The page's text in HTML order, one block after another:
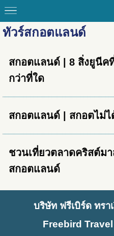
ทัวร์สกอตแลนด์
สกอตแลนด์ | 8 สิ่งยูนีค
กว่าที่ใด
สกอตแลนด์ | สกอตไม่
ชวนเที่ยวตลาดคริสต์ม
สกอตแลนด์
บริษัท ฟรีเบิร์ด ทรา
Freebird